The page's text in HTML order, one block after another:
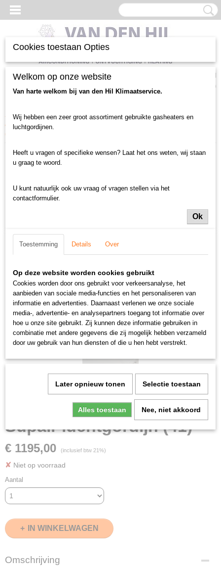
Inloggen Registreren
(0)
Home >Luchtgordijnen en toebehoren>Luchtgordijn gebruikt>
deurbreedte tot 1.5 meter> Centrale Verwarming
Supair luchtgordijn
(41)
Supair luchtgordijn (41)
€ 1195,00 (inclusief btw 21%)
✘ Niet op voorraad
Aantal
IN WINKELWAGEN
Omschrijving
Cookies toestaan Opties
Welkom op onze website
Van harte welkom bij van den Hil Klimaatservice.
Wij hebben een zeer groot assortiment gebruikte gasheaters en
luchtgordijnen.
Heeft u vragen of specifieke wensen? Laat het ons weten, wij staan
u graag te woord.
U kunt natuurlijk ook uw vraag of vragen stellen via het
contactformulier.
Ok
Toestemming Details Over
Op deze website worden cookies gebruikt
Cookies worden door ons gebruikt voor verkeersanalyse, het
aanbieden van sociale media-functies en het personaliseren van
informatie en advertenties. Daarnaast verlenen we onze sociale
media-, advertentie- en analysepartners toegang tot informatie over
hoe u onze site gebruikt. Zij kunnen deze informatie gebruiken in
combinatie met andere gegevens die zij mogelijk hebben verzameld
door uw gebruik van hun diensten of die u hen hebt verstrekt.
Later opnieuw tonen Selectie toestaan
Alles toestaan Nee, niet akkoord